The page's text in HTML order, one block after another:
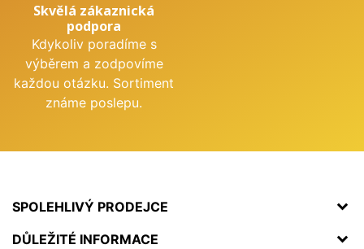
Skvělá zákaznická
podpora
Kdykoliv poradíme s
výběrem a zodpovíme
každou otázku. Sortiment
známe poslepu.
SPOLEHLIVÝ PRODEJCE
DŮLEŽITÉ INFORMACE